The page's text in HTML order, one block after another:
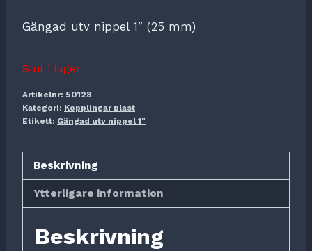
Gängad utv nippel 1″ (25 mm)
Slut i lager
Artikelnr: 50128
Kategori: Kopplingar plast
Etikett: Gängad utv nippel 1"
Beskrivning
Ytterligare information
Beskrivning